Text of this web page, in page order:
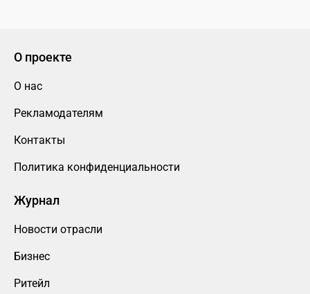
О проекте
О нас
Рекламодателям
Контакты
Политика конфиденциальности
Журнал
Новости отрасли
Бизнес
Ритейл